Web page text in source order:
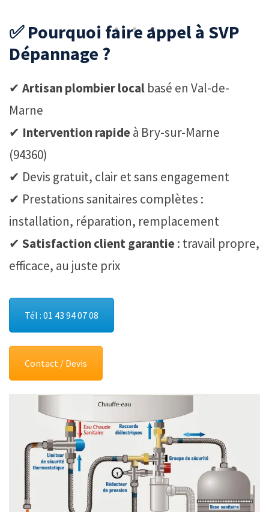
✅ Pourquoi faire appel à SVP
Dépannage ?
✔ Artisan plombier local basé en Val-de-
Marne
✔ Intervention rapideà Bry-sur-Marne
(94360)
✔ Devis gratuit, clair et sans engagement
✔ Prestations sanitaires complètes :
installation, réparation, remplacement
✔ Satisfaction client garantie: travail propre,
efficace, au juste prix
Tél : 01 43 94 07 08
Contact / Devis